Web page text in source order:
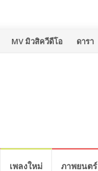
MV มิวสิควีดีโอ ดารา
เพลงใหม่ ภาพยนตร์